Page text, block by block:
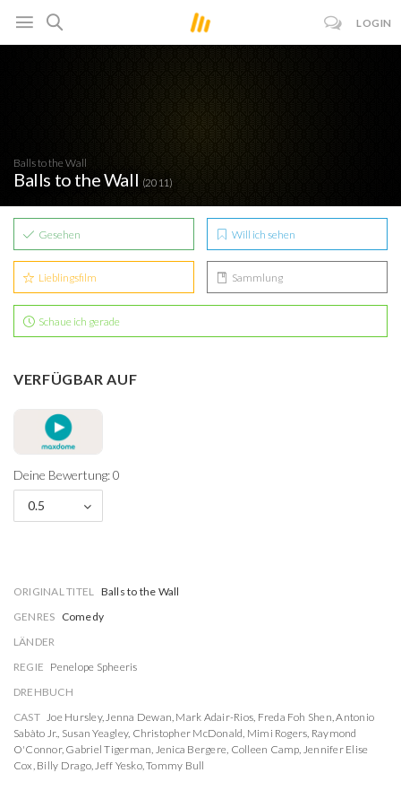
LOGIN
Balls to the Wall
Balls to the Wall (2011)
Gesehen Will ich sehen
Lieblingsfilm Sammlung
Schaue ich gerade
VERFÜGBAR AUF
Deine Bewertung: 0
0.5
ORIGINAL TITEL Balls to the Wall
GENRES Comedy
LÄNDER
REGIE Penelope Spheeris
DREHBUCH
CAST Joe Hursley,Jenna Dewan, Mark Adair-Rios, Freda Foh Shen,Antonio
Sabàto Jr., Susan Yeagley, Christopher McDonald, Mimi Rogers, Raymond
O'Connor, Gabriel Tigerman, Jenica Bergere, Colleen Camp, Jennifer Elise
Cox, Billy Drago,Jeff Yesko,Tommy Bull